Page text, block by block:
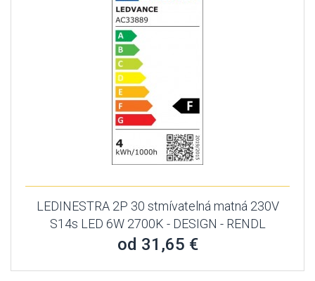
LEDINESTRA 2P 30 stmívatelná matná 230V
S14s LED 6W 2700K - DESIGN - RENDL
od 31,65 €